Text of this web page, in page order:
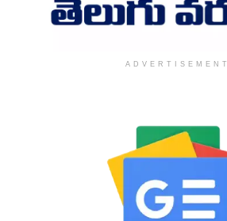
ADVERTISEMENT